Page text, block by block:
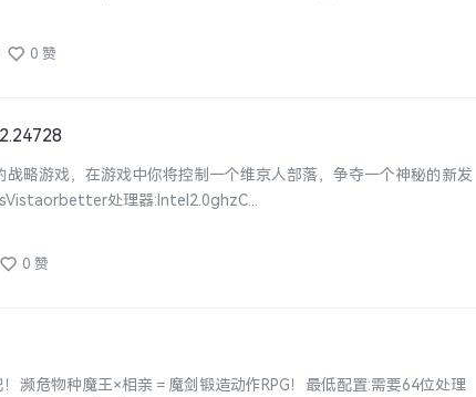
0 赞
略游戏，在游戏中你将控制一个维京人部落，争夺一个神秘的新发
处理器:Intel2.0ghzC...
0 赞
濒危物种魔王×相亲＝魔剑锻造动作RPG！最低配置:需要64位处理